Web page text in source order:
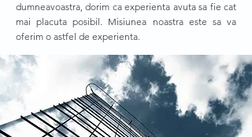
dumneavoastra, dorim ca experienta avuta sa fie cat
mai placuta posibil. Misiunea noastra este sa va
oferim o astfel de experienta.